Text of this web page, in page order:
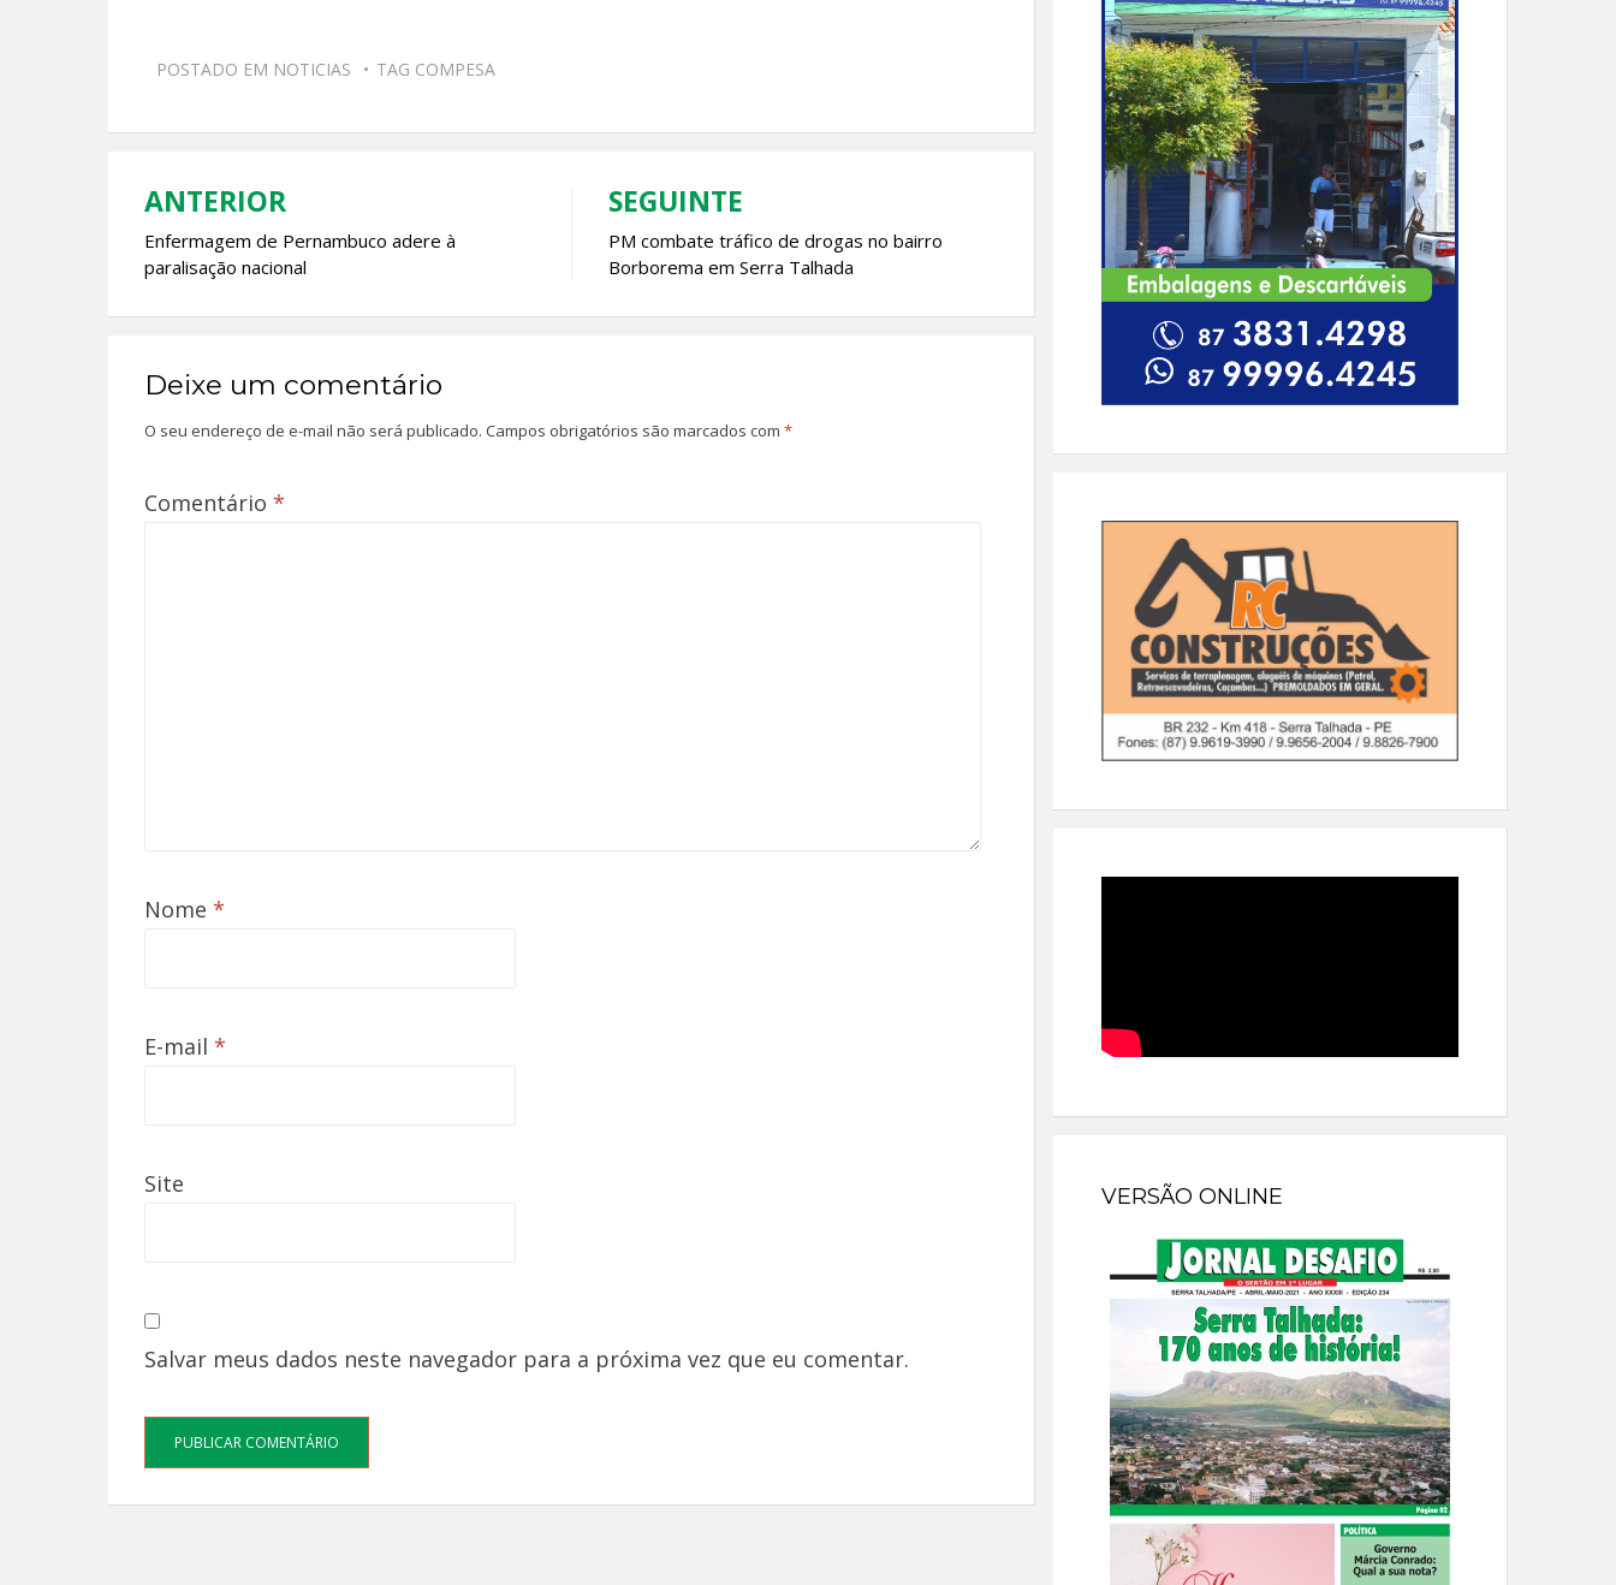
b
o
s
A
er l
POSTADO EM NOTICIAS TAG COMPESA
Navegação
de
ANTERIOR
Enfermagem de Pernambuco adere à
paralisação nacional
SEGUINTE
PM combate tráfico de drogas no bairro
Borborema em Serra Talhada
Deixe um comentário
O seu endereço de e-mail não será publicado. Campos obrigatórios são marcados com *
Comentário *
Nome *
E-mail *
Site
Salvar meus dados neste navegador para a próxima vez que eu comentar.
VERSÃO ONLINE